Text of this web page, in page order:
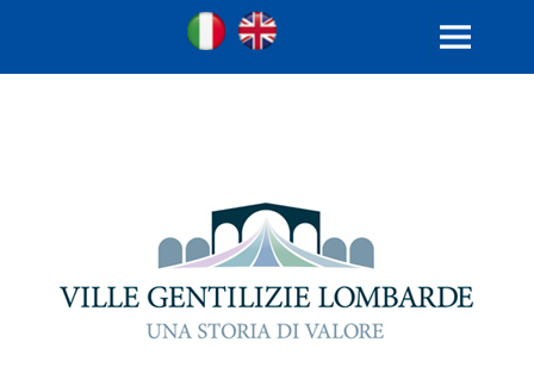
Ville Gentilizie Lombarde
Ita
MENU